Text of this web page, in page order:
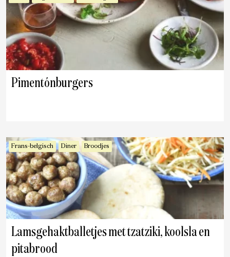
Pimentónburgers
Frans-belgisch Diner Broodjes
Lamsgehaktballetjes met tzatziki, koolsla en
pitabrood